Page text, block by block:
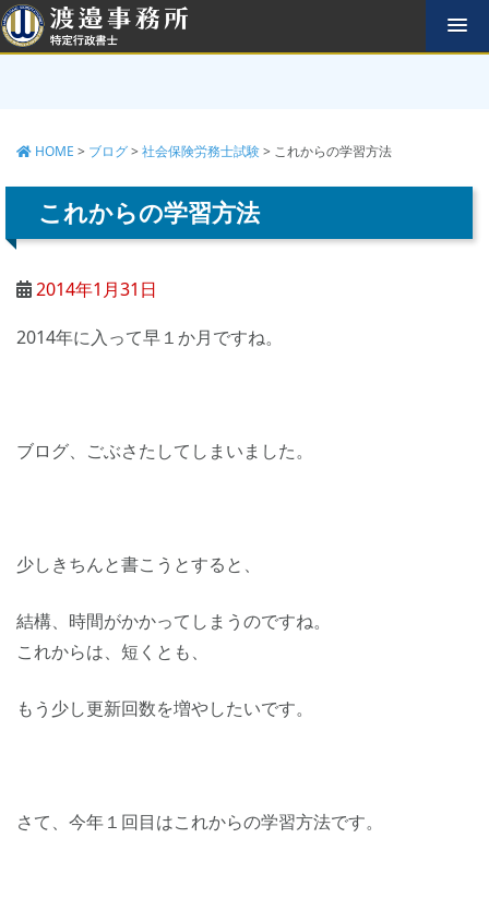
コ
ン
テ
HOME > ブログ> 社会保険労務士試験> これからの学習方法
これからの学習方法
2014年1月31日
2014年に入って早１か月ですね。
ブログ、ごぶさたしてしまいました。
少しきちんと書こうとすると、
結構、時間がかかってしまうのですね。
これからは、短くとも、
もう少し更新回数を増やしたいです。
さて、今年１回目はこれからの学習方法です。